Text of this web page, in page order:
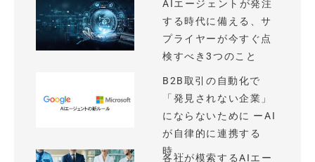
AIエージェントが発注
する時代に備える、サ
プライヤーが今すぐ点
検すべき3つのこと
B2B取引の自動化で
「発見されない企業」
にならないために ーAI
が自律的に連携する
時...
各社が模索するAIエー